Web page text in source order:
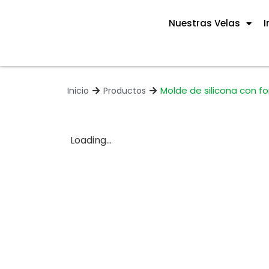
Nuestras Velas
Inicio Productos Molde de silicona con
Loading...